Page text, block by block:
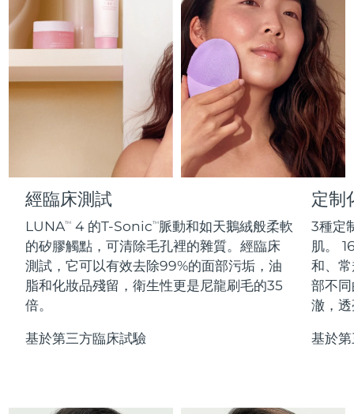
經臨床測試
LUNATM 4 的T-SonicTM脈動和如天鵝絨般柔軟
的矽膠觸點，可清除毛孔裡的雜質。經臨床
測試，它可以有效去除99%的面部污垢，油
脂和化妝品殘留，衛生性更是尼龍刷毛的35
倍。
基於第三方臨床試驗
定制
3種定
肌。
和、
部不
澈，
基於
FAQ™護膚品
All FAQ™ skincare
FAQ™產品
All anti-aging treatments
FAQ™護膚品
All FAQ™ skincare
FAQ™產品
All LED treatments
FAQ™產品
All hair treatments
FAQ™ skincare
All FAQ™ skincare
FAQ™ products
All toning treatments
脫毛
PEACH™ 2 Pro Max
Professional IPL hair removal device
PEACH™ 2
IPL hair removal
PEACH™ 2 go
Travel-friendly IPL hair removal
PEACH™ Cooling Prep Gel
身體護理
BEAR™ 2 body
Microcurrent body toning
LUNA™ 4 body
Massaging body brush
SUPERCHARGED™ serum
Firming body serum
ESPADA™ 2 plus
Recurring acne LED therapy
ESPADA™ 2
Acne treatment device
ESPADA™ Blemish Solution
眼部護理
BEAR™ 2 eyes & lips
Microcurrent line smoothing device
IRIS™ 2
Rejuvenating eye massager
眼部護膚
毛孔護理
KIWI™ derma
Diamond microdermabrasion .
Blackhead remover
LUNA™ 4 hair
2-in-1 LED scalp massager
LED light hairbrush
牙齒美白
NEW
issa™ Teeth Whitening Set
Dual LED + sonic device & 18% PAP gel
issa™ Teeth Whitening Gel
更多的
法國 預計送達日期 8/8/26
法屬玻里尼西亞 預計送達日期 8/12/26
德國 預計送達日期 8/8/26
預計送達日期8/12/26
預計送達日期 8/8/26
中國香港特別行政區 8/9/26
匈牙利 預計送達日期 8/8/26
冰島 預計送達日期 8/9/26
印尼 8/6/26
愛爾蘭 8/8/26